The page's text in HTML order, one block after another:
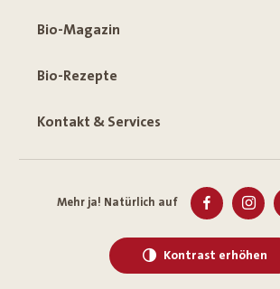
Bio-Magazin
Bio-Rezepte
Kontakt & Services
Mehr ja! Natürlich auf
Kontrast erhöhen